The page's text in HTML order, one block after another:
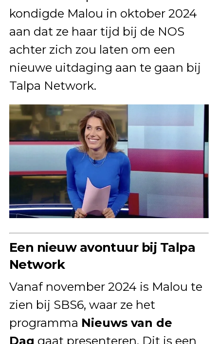
kondigde Malou in oktober 2024
aan dat ze haar tijd bij de NOS
achter zich zou laten om een
nieuwe uitdaging aan te gaan bij
Talpa Network.
Een nieuw avontuur bij Talpa
Network
Vanaf november 2024 is Malou te
zien bij SBS6, waar ze het
programma Nieuws van de
Dag gaat presenteren. Dit is een